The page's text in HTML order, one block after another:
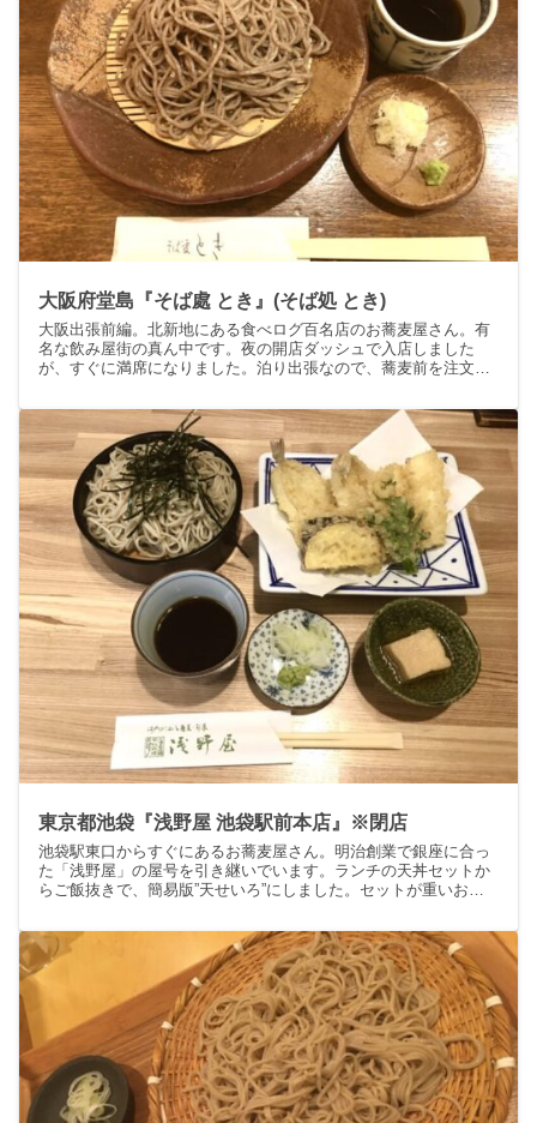
大阪府堂島『そば處 とき』(そば処 とき)
大阪出張前編。北新地にある食べログ百名店のお蕎麦屋さん。有
名な飲み屋街の真ん中です。夜の開店ダッシュで入店しました
が、すぐに満席になりました。泊り出張なので、蕎麦前を注文。
「十割そば」。
東京都池袋『浅野屋 池袋駅前本店』※閉店
池袋駅東口からすぐにあるお蕎麦屋さん。明治創業で銀座に合っ
た「浅野屋」の屋号を引き継いでいます。ランチの天丼セットか
らご飯抜きで、簡易版”天せいろ”にしました。セットが重いお年